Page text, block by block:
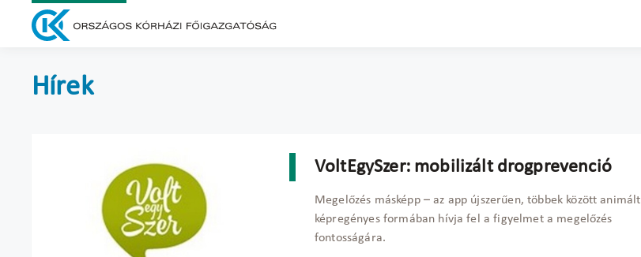
Hírek
VoltEgySzer: mobilizált drogprevenció
Megelőzés másképp – az app újszerűen, többek között animált
képregényes formában hívja fel a figyelmet a megelőzés
fontosságára.